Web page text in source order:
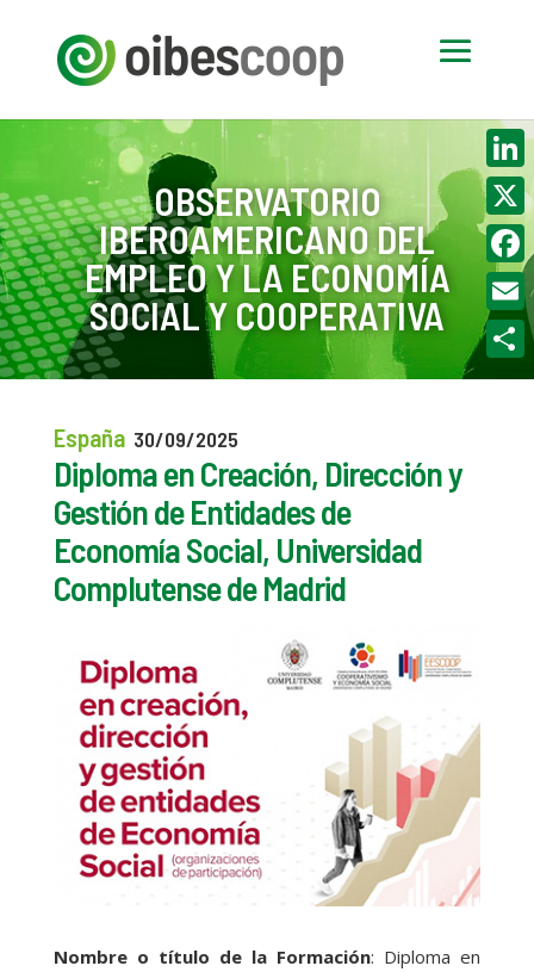
OBSERVATORIO
IBEROAMERICANO DEL
EMPLEO Y LA ECONOMÍA
SOCIAL Y COOPERATIVA
España 30/09/2025
Diploma en Creación, Dirección y
Gestión de Entidades de
Economía Social, Universidad
Complutense de Madrid
Nombre o título de la Formación: Diploma en
X
Email